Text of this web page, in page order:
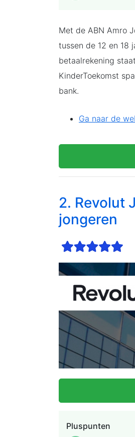
Met de ABN Amro
tussen de 12 en 18
betaalrekening
KinderToekomst
bank.
Ga naar de
2. Revolut
jongeren
Pluspunten